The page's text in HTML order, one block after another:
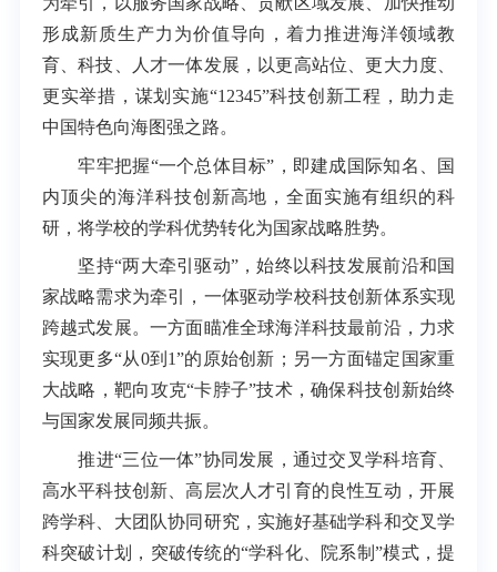
形成新质生产力为价值导向，着力推进海洋领域教
育、科技、人才一体发展，以更高站位、更大力度、
更实举措，谋划实施“12345”科技创新工程，助力走
中国特色向海图强之路。
牢牢把握“一个总体目标”，即建成国际知名、国
内顶尖的海洋科技创新高地，全面实施有组织的科
研，将学校的学科优势转化为国家战略胜势。
坚持“两大牵引驱动”，始终以科技发展前沿和国
家战略需求为牵引，一体驱动学校科技创新体系实现
跨越式发展。一方面瞄准全球海洋科技最前沿，力求
实现更多“从0到1”的原始创新；另一方面锚定国家重
大战略，靶向攻克“卡脖子”技术，确保科技创新始终
与国家发展同频共振。
推进“三位一体”协同发展，通过交叉学科培育、
高水平科技创新、高层次人才引育的良性互动，开展
跨学科、大团队协同研究，实施好基础学科和交叉学
科突破计划，突破传统的“学科化、院系制”模式，提